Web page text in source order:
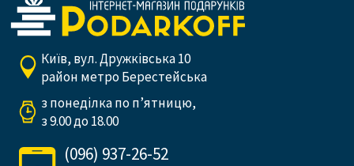
Київ, вул. Дружківська 10
район метро Берестейська
з понеділка по п’ятницю,
з 9.00 до 18.00
(096) 937-26-52